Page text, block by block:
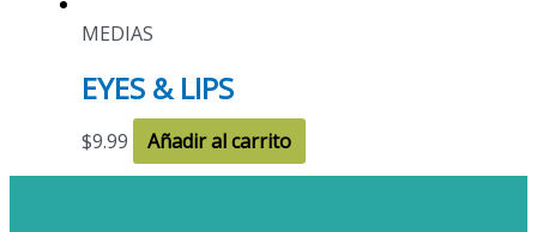
MEDIAS
EYES & LIPS
$9.99 Añadir al carrito